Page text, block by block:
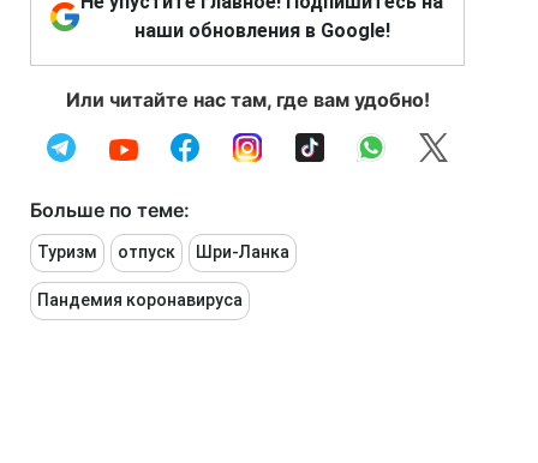
наши обновления в Google!
Или читайте нас там, где вам удобно!
Больше по теме:
Туризм отпуск Шри-Ланка
Пандемия коронавируса